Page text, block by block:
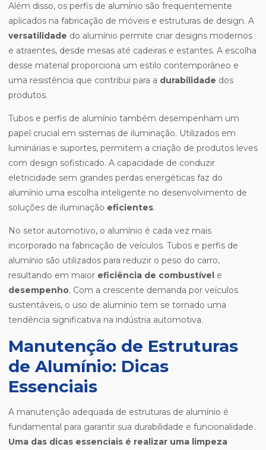
Além disso, os perfis de alumínio são frequentemente
aplicados na fabricação de móveis e estruturas de design. A
versatilidade do alumínio permite criar designs modernos
e atraentes, desde mesas até cadeiras e estantes. A escolha
desse material proporciona um estilo contemporâneo e
uma resistência que contribui para a durabilidade dos
produtos.
Tubos e perfis de alumínio também desempenham um
papel crucial em sistemas de iluminação. Utilizados em
luminárias e suportes, permitem a criação de produtos leves
com design sofisticado. A capacidade de conduzir
eletricidade sem grandes perdas energéticas faz do
alumínio uma escolha inteligente no desenvolvimento de
soluções de iluminação eficientes.
No setor automotivo, o alumínio é cada vez mais
incorporado na fabricação de veículos. Tubos e perfis de
alumínio são utilizados para reduzir o peso do carro,
resultando em maior eficiência de combustível e
desempenho. Com a crescente demanda por veículos
sustentáveis, o uso de alumínio tem se tornado uma
tendência significativa na indústria automotiva.
Manutenção de Estruturas
de Alumínio: Dicas
Essenciais
A manutenção adequada de estruturas de alumínio é
fundamental para garantir sua durabilidade e funcionalidade.
Uma das dicas essenciais é realizar uma limpeza